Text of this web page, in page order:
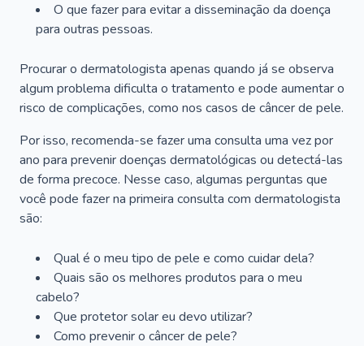
O que fazer para evitar a disseminação da doença
para outras pessoas.
Procurar o dermatologista apenas quando já se observa
algum problema dificulta o tratamento e pode aumentar o
risco de complicações, como nos casos de câncer de pele.
Por isso, recomenda-se fazer uma consulta uma vez por
ano para prevenir doenças dermatológicas ou detectá-las
de forma precoce. Nesse caso, algumas perguntas que
você pode fazer na primeira consulta com dermatologista
são:
Qual é o meu tipo de pele e como cuidar dela?
Quais são os melhores produtos para o meu
cabelo?
Que protetor solar eu devo utilizar?
Como prevenir o câncer de pele?